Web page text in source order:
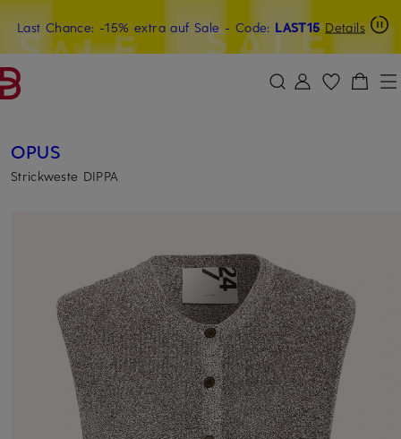
ZUM HAUPTINHALT ÜBERSPRINGEN ZUM SUCHFELD ÜBERSPRINGEN
Last Chance: -15% extra auf Sale- Code: LAST15 Details
15€-Willkommensgutschein mit Beyond sichern
OPUS
Strickweste DIPPA